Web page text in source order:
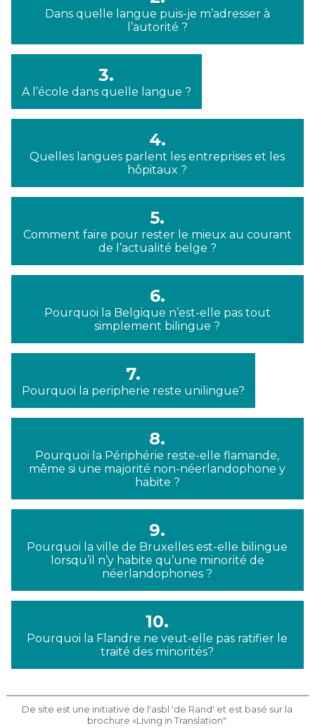
Dans quelle langue puis-je m’adresser à
l’autorité ?
3.
A l’école dans quelle langue ?
4.
Quelles langues parlent les entreprises et les
hôpitaux ?
5.
Comment faire pour rester le mieux au courant
de l’actualité belge ?
6.
Pourquoi la Belgique n’est-elle pas tout
simplement bilingue ?
7.
Pourquoi la peripherie reste unilingue?
8.
Pourquoi la Périphérie reste-elle flamande,
même si une majorité non-néerlandophone y
habite ?
9.
Pourquoi la ville de Bruxelles est-elle bilingue
lorsqu’il n’y habite qu’une minorité de
néerlandophones ?
10.
Pourquoi la Flandre ne veut-elle pas ratifier le
traité des minorités?
De site est une initiative de l'asbl 'de Rand' et est basé sur la
brochure «Living in Translation".